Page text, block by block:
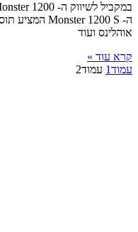
ועוד
עוד »
1 עמוד2